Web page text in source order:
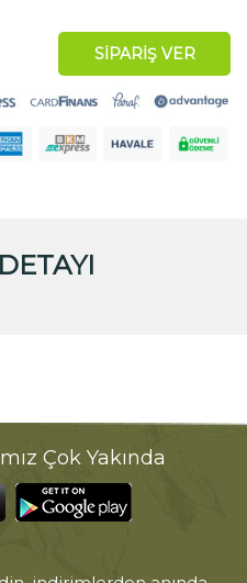
SİPARİŞ VER
Çok Yakında